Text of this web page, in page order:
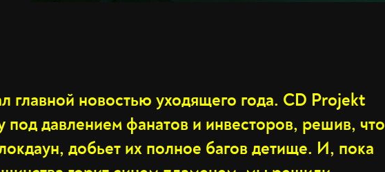
главной новостью уходящего года. CD Projekt
под давлением фанатов и инвесторов, решив, что
добьет их полное багов детище. И, пока